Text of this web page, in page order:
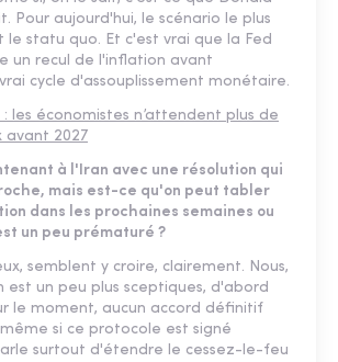
Pour aujourd'hui, le scénario le plus
le statu quo. Et c'est vrai que la Fed
un recul de l'inflation avant
cycle d'assouplissement monétaire.
: les économistes n’attendent plus de
avant 2027
à l'Iran avec une résolution qui
mais est-ce qu'on peut tabler
dans les prochaines semaines ou
un peu prématuré ?
semblent y croire, clairement. Nous,
est un peu plus sceptiques, d'abord
le moment, aucun accord définitif
si ce protocole est signé
surtout d'étendre le cessez-le-feu